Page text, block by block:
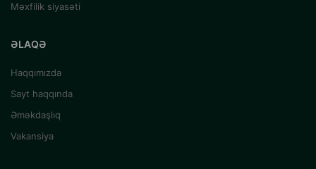
Məxfilik siyasəti
ƏLAQƏ
Haqqımızda
Sayt haqqında
Əməkdaşlıq
Vakansiya